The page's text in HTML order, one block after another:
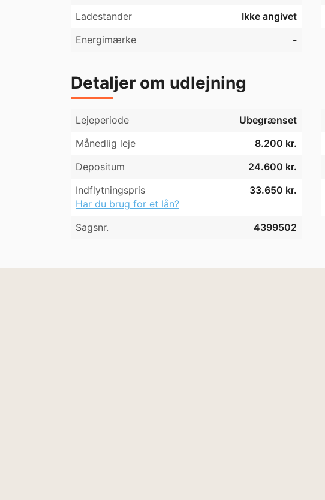
Ladestander
Ikke angivet
Energimærke
-
Detaljer om udlejning
Lejeperiode Ubegrænset
Månedlig leje
8.200 kr.
Depositum
24.600 kr.
Indflytningspris
33.650 kr.
Har du brug for et lån?
Sagsnr. 4399502